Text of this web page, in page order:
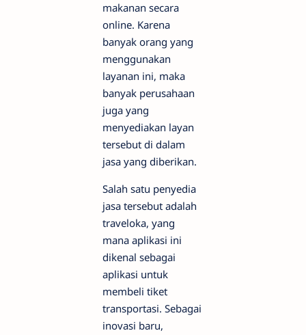
makanan secara
online. Karena
banyak orang yang
menggunakan
layanan ini, maka
banyak perusahaan
juga yang
menyediakan layan
tersebut di dalam
jasa yang diberikan.
Salah satu penyedia
jasa tersebut adalah
traveloka, yang
mana aplikasi ini
dikenal sebagai
aplikasi untuk
membeli tiket
transportasi. Sebagai
inovasi baru,